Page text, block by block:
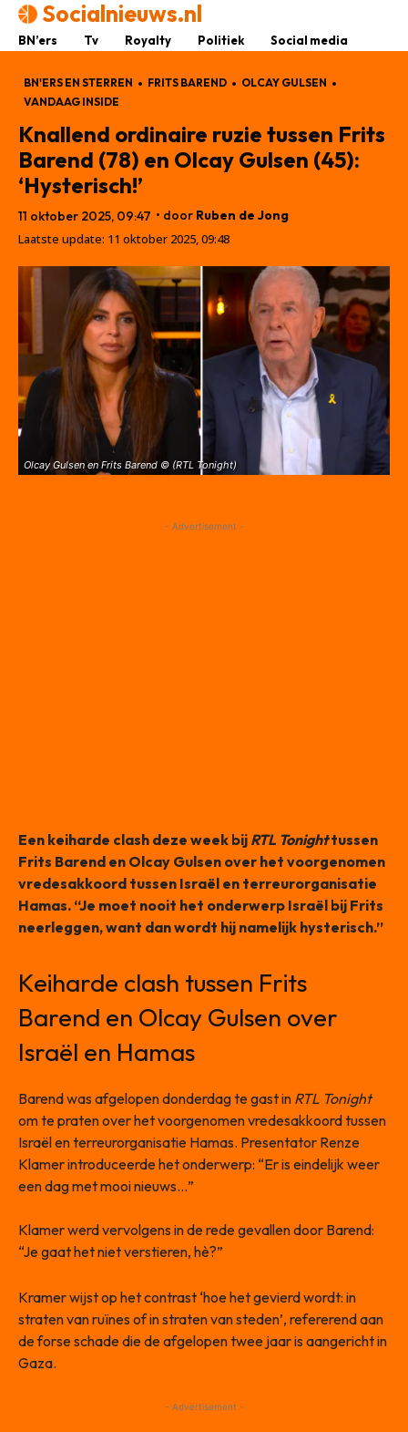
Socialnieuws.nl
BN’ers Tv Royalty Politiek Social media
BN'ERS EN STERREN FRITS BAREND
OLCAY GULSEN
VANDAAG INSIDE
Knallend ordinaire ruzie tussen Frits
Barend (78) en Olcay Gulsen (45):
‘Hysterisch!’
11 oktober 2025, 09:47 • door Ruben de Jong
Laatste update: 11 oktober 2025, 09:48
Olcay Gulsen en Frits Barend © (RTL Tonight)
- Advertisement -
Een keiharde clash deze week bij RTL Tonighttussen
Frits Barend en Olcay Gulsen over het voorgenomen
vredesakkoord tussen Israël en terreurorganisatie
Hamas. “Je moet nooit het onderwerp Israël bij Frits
neerleggen, want dan wordt hij namelijk hysterisch.”
Keiharde clash tussen Frits
Barend en Olcay Gulsen over
Israël en Hamas
Barend was afgelopen donderdag te gast in RTL Tonight
om te praten over het voorgenomen vredesakkoord tussen
Israël en terreurorganisatie Hamas. Presentator Renze
Klamer introduceerde het onderwerp: “Er is eindelijk weer
een dag met mooi nieuws…”
Klamer werd vervolgens in de rede gevallen door Barend:
“Je gaat het niet verstieren, hè?”
Kramer wijst op het contrast ‘hoe het gevierd wordt: in
straten van ruïnes of in straten van steden’, refererend aan
de forse schade die de afgelopen twee jaar is aangericht in
Gaza.
- Advertisement -